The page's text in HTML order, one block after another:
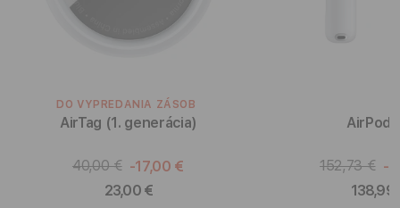
DO VYPREDANIA ZÁSOB
AirTag (1. generácia)
40,00 € -17,00 €
23,00 €
152,73 € -
138,99